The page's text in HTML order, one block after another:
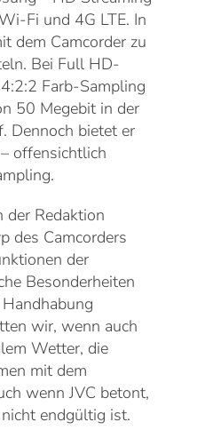
Fi und 4G LTE. In
dem Camcorder zu
Bei Full HD-
Farb-Sampling
50 Megebit in der
Dennoch bietet er
offensichtlich
der Redaktion
des Camcorders
der
Besonderheiten
wir, wenn auch
Wetter, die
mit dem
wenn JVC betont,
endgültig ist.